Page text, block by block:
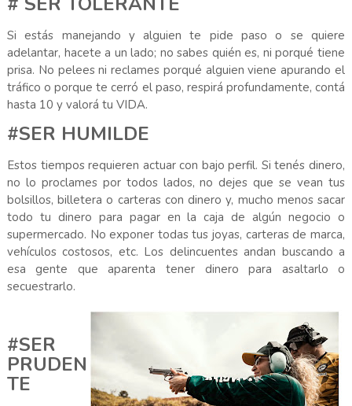
Si estás manejando y alguien te pide paso o se quiere
adelantar, hacete a un lado; no sabes quién es, ni porqué tiene
prisa. No pelees ni reclames porqué alguien viene apurando el
tráfico o porque te cerró el paso, respirá profundamente, contá
hasta 10 y valorá tu VIDA.
#SER HUMILDE
Estos tiempos requieren actuar con bajo perfil. Si tenés dinero,
no lo proclames por todos lados, no dejes que se vean tus
bolsillos, billetera o carteras con dinero y, mucho menos sacar
todo tu dinero para pagar en la caja de algún negocio o
supermercado. No exponer todas tus joyas, carteras de marca,
vehículos costosos, etc. Los delincuentes andan buscando a
esa gente que aparenta tener dinero para asaltarlo o
secuestrarlo.
#SER
PRUDEN
TE